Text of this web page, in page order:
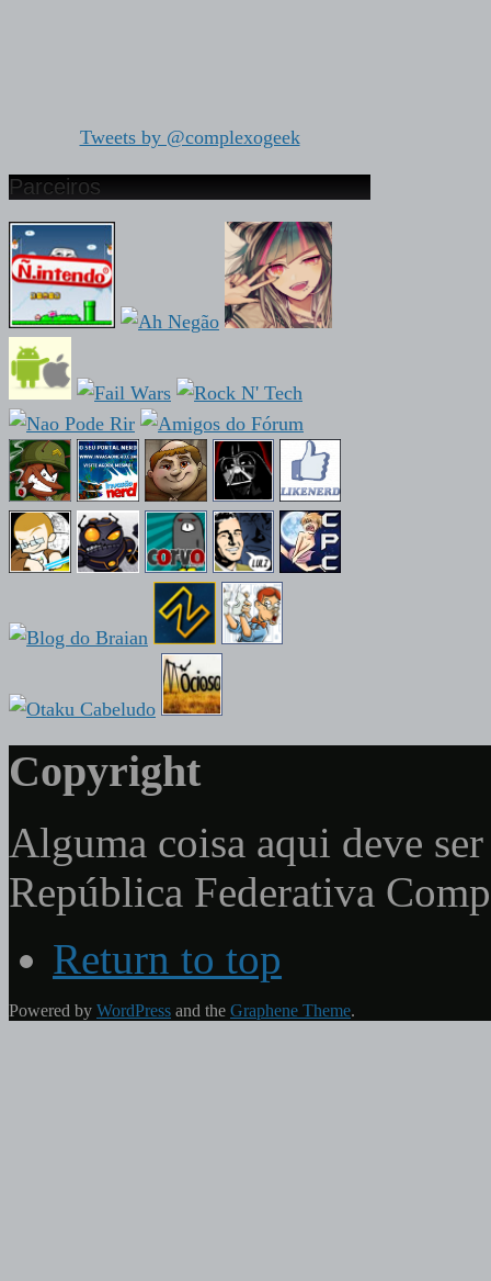
Tweets by @complexogeek
Parceiros
Copyright
Alguma coisa aqui deve
República Federativa
Return to top
Powered by WordPress and the Graphene Theme.